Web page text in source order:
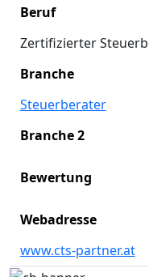
Beruf
Zertifizierter
Branche
Steuerberater
Branche 2
Bewertung
Webadresse
www.cts-partner.at